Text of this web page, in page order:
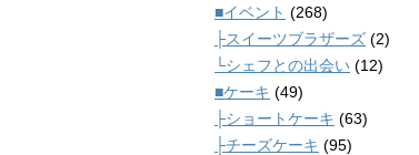
■イベント (268)
├スイーツブラザーズ (2)
└シェフとの出会い (12)
■ケーキ (49)
├ショートケーキ (63)
├チーズケーキ (95)